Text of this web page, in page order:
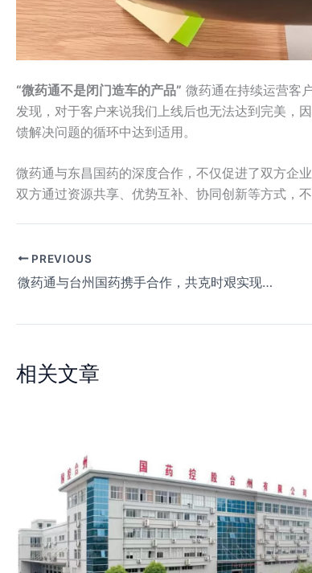
“微药通不是闭门造车的产品” 微药通在持续运营客
发现，对于客户来说我们上线后也无法达到完美，
馈解决问题的循环中达到适用。
微药通与东昌国药的深度合作，不仅促进了双方企
双方通过资源共享、优势互补、协同创新等方式，
PREVIOUS
微药通与台州国药携手合作，共克时艰实现双赢
相关文章